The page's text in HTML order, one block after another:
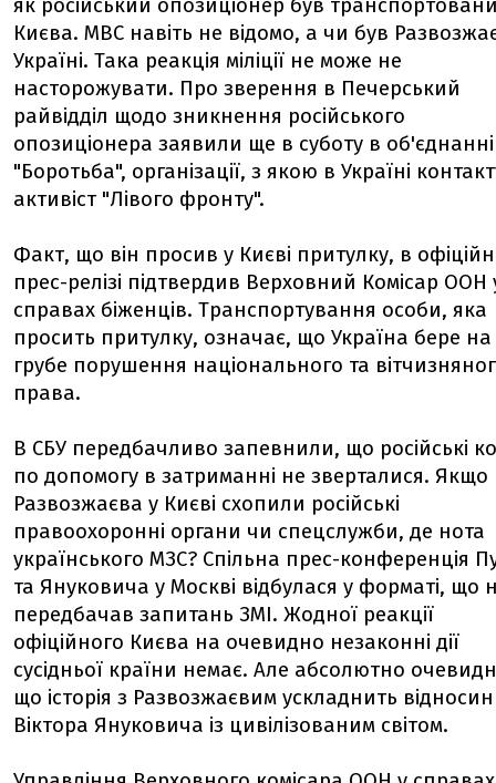
як російський опозиціонер був
Києва. МВС навіть не відомо, а чи був
Україні. Така реакція міліції не може не
насторожувати. Про зверення в Печерський
райвідділ щодо зникнення російського
опозиціонера заявили ще в суботу в об'єднанні
"Боротьба", організації, з якою в Україні
активіст "Лівого фронту".
Факт, що він просив у Києві притулку, в
прес-релізі підтвердив Верховний Комісар ООН
справах біженців. Транспортування особи, яка
просить притулку, означає, що Україна бере на
грубе порушення національного та
права.
В СБУ передбачливо запевнили, що російські
по допомогу в затриманні не зверталися. Якщо
Развозжаєва у Києві схопили російські
правоохоронні органи чи спецслужби, де нота
українського МЗС? Спільна прес-конференція
та Януковича у Москві відбулася у форматі, що
передбачав запитань ЗМІ. Жодної реакції
офіційного Києва на очевидно незаконні дії
сусідньої країни немає. Але абсолютно
що історія з Развозжаєвим ускладнить
Віктора Януковича із цивілізованим світом.